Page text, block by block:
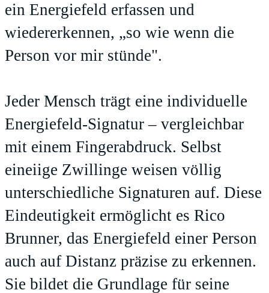
ein Energiefeld erfassen und
wiedererkennen, „so wie wenn die
Person vor mir stünde".
Jeder Mensch trägt eine individuelle
Energiefeld-Signatur – vergleichbar
mit einem Fingerabdruck. Selbst
eineiige Zwillinge weisen völlig
unterschiedliche Signaturen auf. Diese
Eindeutigkeit ermöglicht es Rico
Brunner, das Energiefeld einer Person
auch auf Distanz präzise zu erkennen.
Sie bildet die Grundlage für seine